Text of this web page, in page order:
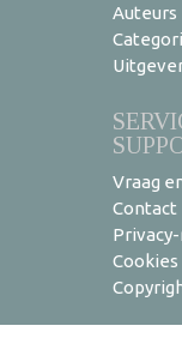
Auteurs
Vraag
Contact
Cookies